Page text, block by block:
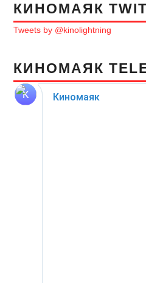
КИНОМАЯК
Tweets by @kinolightning
КИНОМАЯК